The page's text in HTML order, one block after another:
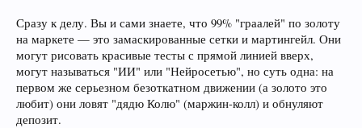
Сразу к делу. Вы и сами знаете, что 99% "граалей" по золоту
на маркете — это замаскированные сетки и мартингейл. Они
могут рисовать красивые тесты с прямой линией вверх,
могут называться "ИИ" или "Нейросетью", но суть одна: на
первом же серьезном безоткатном движении (а золото это
любит) они ловят "дядю Колю" (маржин-колл) и обнуляют
депозит.